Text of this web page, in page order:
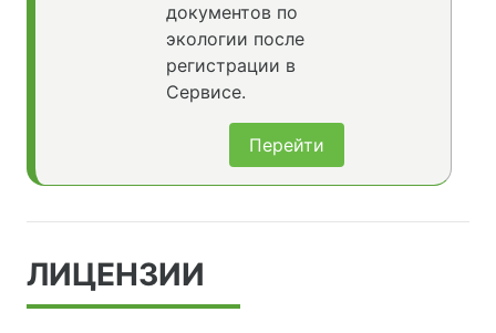
документов по
экологии после
регистрации в
Сервисе.
Перейти
ЛИЦЕНЗИИ